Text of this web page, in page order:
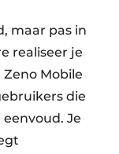
maar pas in
realiseer je
Mobile
die
Je